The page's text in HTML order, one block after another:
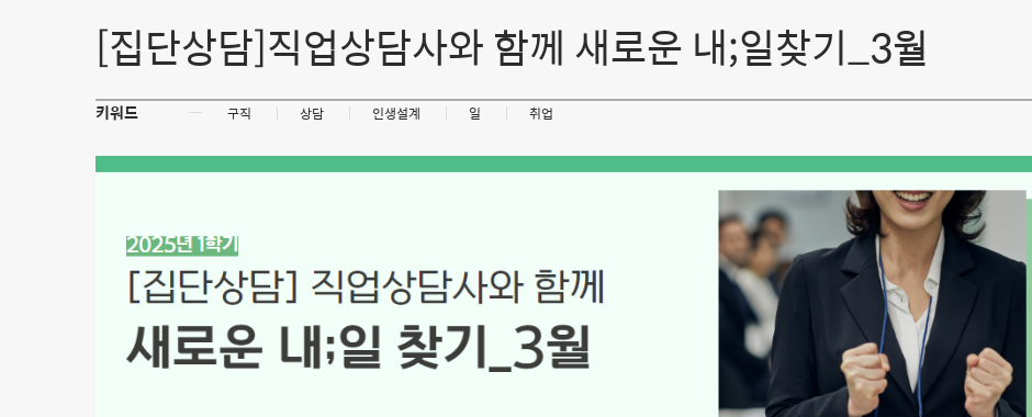
[집단상담]직업상담사와 함께 새로운 내;일찾기_3월
키워드 ㅡ 구직 상담 인생설계 일 취업